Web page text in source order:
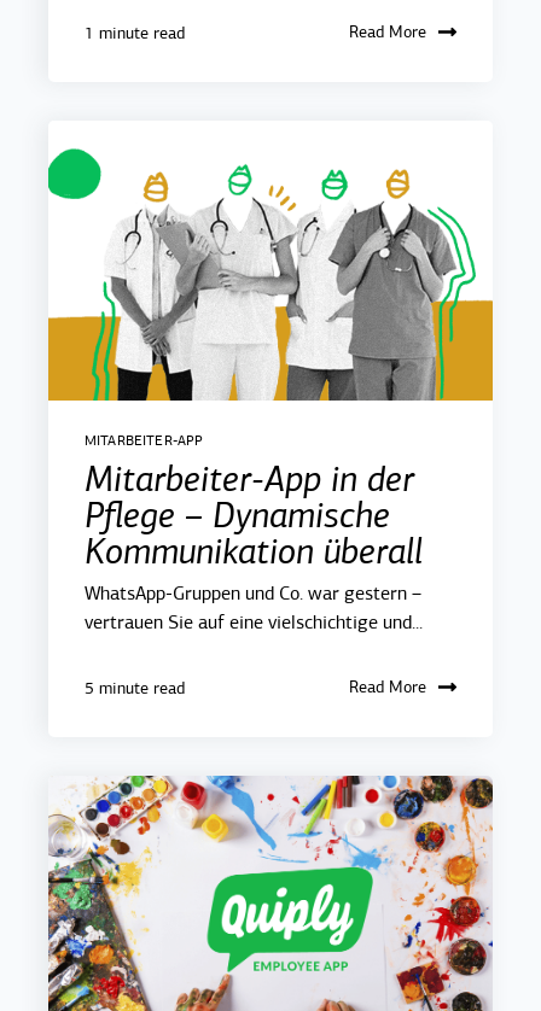
1 minute read Read More
MITARBEITER-APP
Mitarbeiter-App in der
Pflege – Dynamische
Kommunikation überall
WhatsApp-Gruppen und Co. war gestern –
vertrauen Sie auf eine vielschichtige und...
5 minute read Read More